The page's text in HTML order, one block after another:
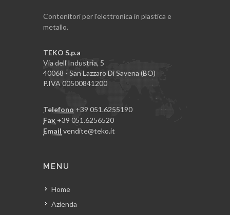
Contenitori per l'elettronica in plastica e
metallo.
TEKO S.p.a
Via dell'Industria, 5
40068 - San Lazzaro Di Savena (BO)
P.IVA 00500841200
Telefono +39 051.6255190
Fax +39 051.6256520
Email vendite@teko.it
MENU
Home
Azienda